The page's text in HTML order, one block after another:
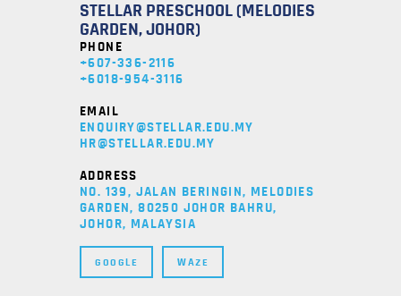
STELLAR PRESCHOOL (MELODIES
GARDEN, JOHOR)
PHONE
+607-336-2116
+6018-954-3116
EMAIL
ENQUIRY@STELLAR.EDU.MY
HR@STELLAR.EDU.MY
ADDRESS
NO. 139, JALAN BERINGIN, MELODIES
GARDEN, 80250 JOHOR BAHRU,
JOHOR, MALAYSIA
GOOGLE WAZE